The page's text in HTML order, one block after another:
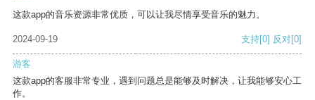
这款app的音乐资源非常优质，可以让我尽情享受音乐的魅力。
2024-09-19 支持[0] 反对[0]
游客
这款app的客服非常专业，遇到问题总是能够及时解决，让我能够安心工
作。